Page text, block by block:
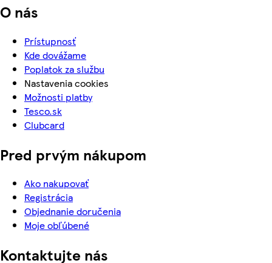
O nás
Prístupnosť
Kde dovážame
Poplatok za službu
Nastavenia cookies
Možnosti platby
Tesco.sk
Clubcard
Pred prvým nákupom
Ako nakupovať
Registrácia
Objednanie doručenia
Moje obľúbené
Kontaktujte nás